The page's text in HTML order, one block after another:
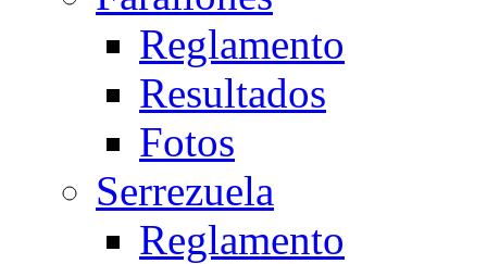
Reglamento
Resultados
Fotos
Serrezuela
Reglamento